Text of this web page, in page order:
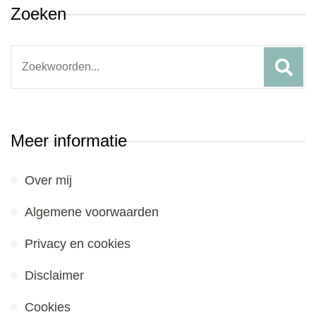
Zoeken
Meer informatie
Over mij
Algemene voorwaarden
Privacy en cookies
Disclaimer
Cookies